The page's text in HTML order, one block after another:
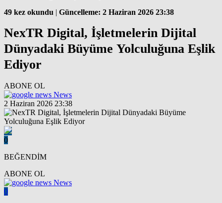
49 kez okundu | Güncelleme: 2 Haziran 2026 23:38
NexTR Digital, İşletmelerin Dijital
Dünyadaki Büyüme Yolculuğuna Eşlik
Ediyor
ABONE OL
News
2 Haziran 2026 23:38
0
BEĞENDİM
ABONE OL
News
0